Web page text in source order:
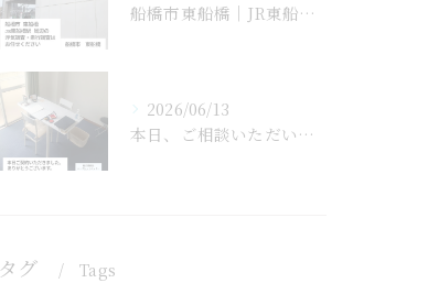
船橋市東船橋｜JR東船橋駅周辺の浮気調査・素行調査はお任せく...
2026/06/13
本日、ご相談いただいていたお客様と正式にご契約となりました。
タグ Tags